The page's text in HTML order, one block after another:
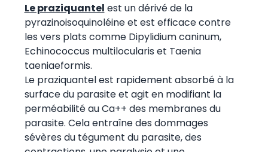
Le praziquantel est un dérivé de la
pyrazinoisoquinoléine et est efficace contre
les vers plats comme Dipylidium caninum,
Echinococcus multilocularis et Taenia
taeniaeformis.
Le praziquantel est rapidement absorbé à la
surface du parasite et agit en modifiant la
perméabilité au Ca++ des membranes du
parasite. Cela entraîne des dommages
sévères du tégument du parasite, des